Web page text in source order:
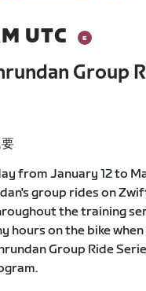
UTC
Group
from January 12 to
group rides on
the training
hours on the bike
Group Ride